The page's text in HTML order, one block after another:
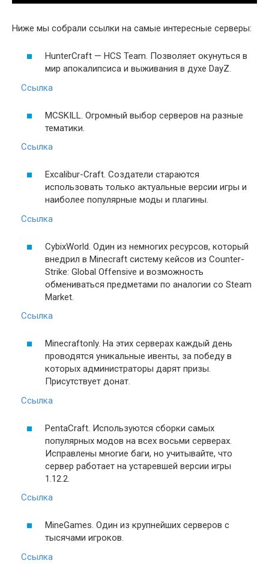
Ниже мы собрали ссылки на самые интересные серверы:
HunterCraft — HCS Team. Позволяет окунуться в
мир апокалипсиса и выживания в духе DayZ.
Ссылка
MCSKILL. Огромный выбор серверов на разные
тематики.
Ссылка
Excalibur-Craft. Создатели стараются
использовать только актуальные версии игры и
наиболее популярные моды и плагины.
Ссылка
CybixWorld. Один из немногих ресурсов, который
внедрил в Minecraft систему кейсов из Counter-
Strike: Global Offensive и возможность
обмениваться предметами по аналогии со Steam
Market.
Ссылка
Minecraftonly. На этих серверах каждый день
проводятся уникальные ивенты, за победу в
которых администраторы дарят призы.
Присутствует донат.
Ссылка
PentaCraft. Используются сборки самых
популярных модов на всех восьми серверах.
Исправлены многие баги, но учитывайте, что
сервер работает на устаревшей версии игры
1.12.2.
Ссылка
MineGames. Один из крупнейших серверов с
тысячами игроков.
Ссылка